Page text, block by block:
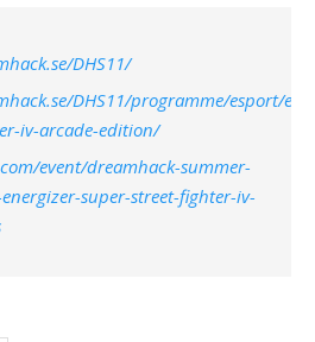
DHS11/
DHS11/programme/esport/
iv-arcade-edition/
event/dreamhack-summer-
super-street-fighter-iv-